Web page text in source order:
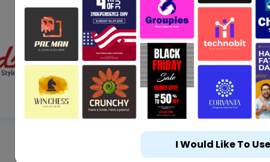
I Would Like To